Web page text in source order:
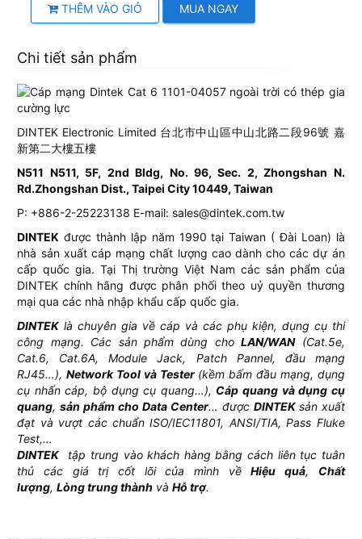
THÊM VÀO GIỎ MUA NGAY
Chi tiết sản phẩm
DINTEK Electronic Limited 台北市中山區中山北路二段96號 嘉
新第二大樓五樓
N511 N511, 5F, 2nd Bldg, No. 96, Sec. 2, Zhongshan N.
Rd.Zhongshan Dist., Taipei City 10449, Taiwan
P: +886-2-25223138 E-mail: sales@dintek.com.tw
DINTEK được thành lập năm 1990 tại Taiwan ( Đài Loan) là
nhà sản xuất cáp mạng chất lượng cao dành cho các dự án
cấp quốc gia. Tại Thị trường Việt Nam các sản phẩm của
DINTEK chính hãng được phân phối theo uỷ quyền thương
mại qua các nhà nhập khẩu cấp quốc gia.
DINTEK là chuyên gia về cáp và các phụ kiện, dụng cụ thi
công mạng. Các sản phẩm dùng choLAN/WAN(Cat.5e,
Cat.6, Cat.6A, Module Jack, Patch Pannel, đầu mạng
RJ45…),Network Tool và Tester (kềm bấm đầu mạng, dụng
cụ nhấn cáp, bộ dụng cụ quang…), Cáp quang và dụng cụ
quang,sản phẩm cho Data Center… được DINTEK sản xuất
đạt và vượt các chuẩn ISO/IEC11801, ANSI/TIA, Pass Fluke
Test,…
DINTEK tập trung vào khách hàng bằng cách liên tục tuân
thủ các giá trị cốt lõi của mình vềHiệu quả, Chất
lượng,Lòng trung thành vàHỗ trợ.